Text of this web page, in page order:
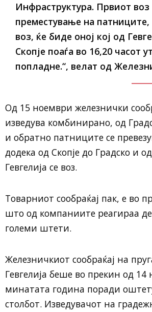
Инфраструктура. Првиот воз
преместување на патниците,
воз, ќе биде оној кој од
Скопје поаѓа во 16,20 часот
попладне.“, велат од
Од 15 ноември железнички
изведува комбинирано, од
и обратно патниците се
додека од Скопје до Градско и
Гевгелија се воз.
Товарниот сообраќај пак, е во
што од компаниите реагираа
големи штети.
Железничкиот сообраќај на
Гевгелија беше во прекин од
минатата година поради
столбот. Изведувачот на